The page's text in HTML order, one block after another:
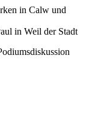
in Calw und
in Weil der Stadt